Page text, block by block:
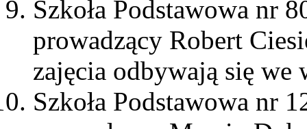
Szkoła Podstawowa nr
prowadzący Robert
zajęcia odbywają się
Szkoła Podstawowa nr